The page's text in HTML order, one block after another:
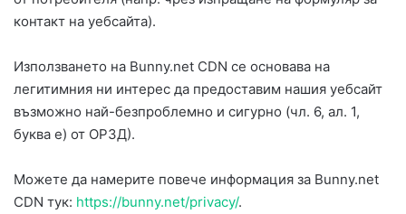
контакт на уебсайта).
Използването на Bunny.net CDN се основава на
легитимния ни интерес да предоставим нашия уебсайт
възможно най-безпроблемно и сигурно (чл. 6, ал. 1,
буква е) от ОРЗД).
Можете да намерите повече информация за Bunny.net
CDN тук: https://bunny.net/privacy/.